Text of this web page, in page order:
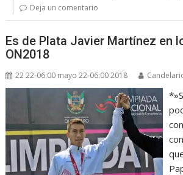
Deja un comentario
Es de Plata Javier Martínez en
ON2018
22 22-06:00 mayo 22-06:00 2018